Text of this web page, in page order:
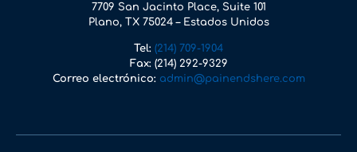
7709 San Jacinto Place, Suite 101
Plano, TX 75024 – Estados Unidos
Tel: (214) 709-1904
Fax:(214) 292-9329
Correo electrónico: admin@painendshere.com